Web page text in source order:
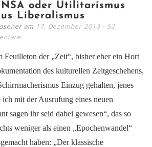
oder Utilitarismus
Liberalismus
am 17. Dezember 2013
52
Feuilleton der „Zeit“, bisher eher ein Hort
des kulturellen Zeitgeschehens,
Einzug gehalten, jenes
mit der Ausrufung eines neuen
sagen ihr seid dabei gewesen“, das so
weniger als einen „Epochenwandel“
haben: „Der klassische